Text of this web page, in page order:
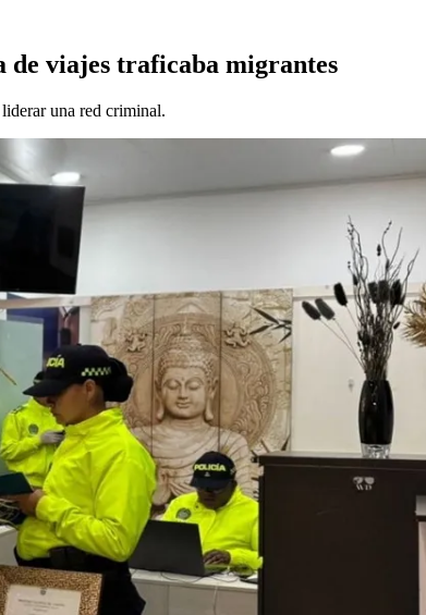
de viajes traficaba migrantes
una red criminal.